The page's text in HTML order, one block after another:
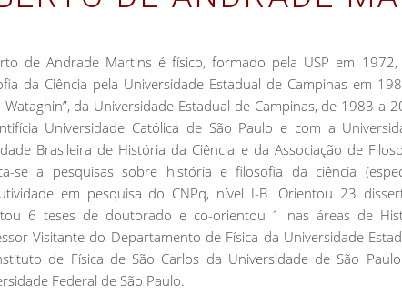
de Andrade Martins é físico, formado pela USP em
da Ciência pela Universidade Estadual de Campinas em
Wataghin”, da Universidade Estadual de Campinas, de 1983 a
Universidade Católica de São Paulo e com a
Brasileira de História da Ciência e da Associação de
se a pesquisas sobre história e filosofia da ciência
em pesquisa do CNPq, nível I-B. Orientou 23
6 teses de doutorado e co-orientou 1 nas áreas de
Visitante do Departamento de Física da Universidade
de Física de São Carlos da Universidade de São
Federal de São Paulo.